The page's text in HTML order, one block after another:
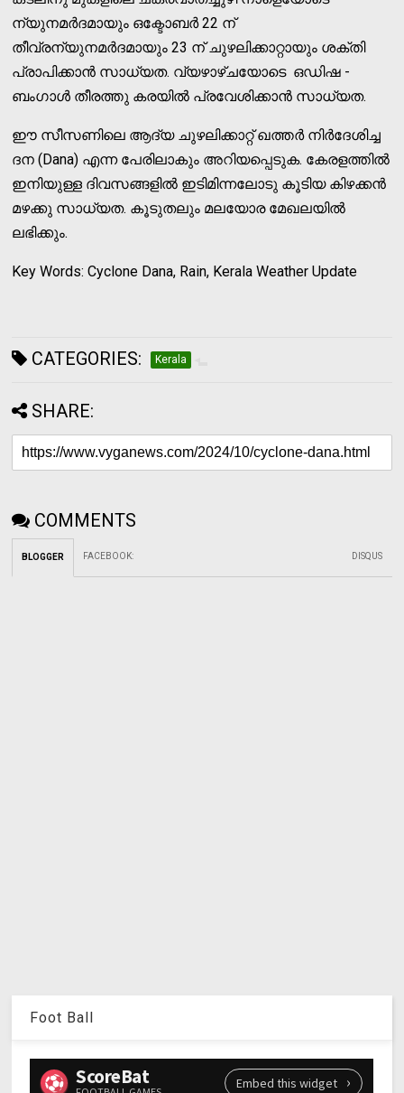
ന്യുനമര്‍ദമായും ഒക്ടോബര്‍ 22 ന്
തീവ്രന്യുനമര്‍ദമായും 23 ന് ചുഴലിക്കാറ്റായും ശക്തി
പ്രാപിക്കാന്‍ സാധ്യത. വ്യഴാഴ്ചയോടെ ഒഡിഷ -
ബംഗാള്‍ തീരത്തു കരയില്‍ പ്രവേശിക്കാന്‍ സാധ്യത.
ഈ സീസണിലെ ആദ്യ ചുഴലിക്കാറ്റ് ഖത്തര്‍ നിര്‍ദേശിച്ച
ദന (Dana) എന്ന പേരിലാകും അറിയപ്പെടുക. കേരളത്തില്‍
ഇനിയുള്ള ദിവസങ്ങളില്‍ ഇടിമിന്നലോടു കൂടിയ കിഴക്കന്‍
മഴക്കു സാധ്യത. കൂടുതലും മലയോര മേഖലയില്‍
ലഭിക്കും.
Key Words: Cyclone Dana, Rain, Kerala Weather Update
CATEGORIES: Kerala
SHARE:
COMMENTS
BLOGGER FACEBOOK: DISQUS
Foot Ball